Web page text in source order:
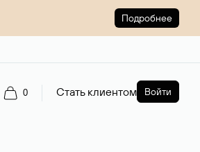
Подробнее
0 Стать клиентом Войти